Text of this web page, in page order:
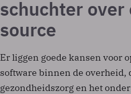
schuchter over
source
Er liggen goede kansen voor
software binnen de overheid,
gezondheidszorg en het